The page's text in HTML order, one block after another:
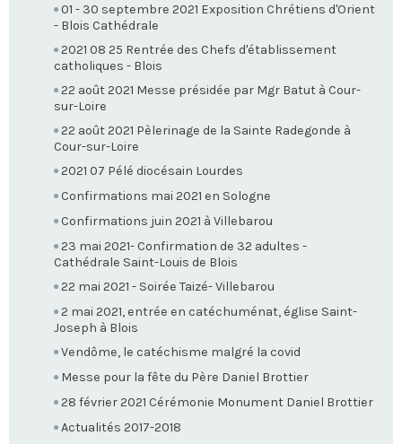
01 - 30 septembre 2021 Exposition Chrétiens d'Orient
- Blois Cathédrale
2021 08 25 Rentrée des Chefs d'établissement
catholiques - Blois
22 août 2021 Messe présidée par Mgr Batut à Cour-
sur-Loire
22 août 2021 Pèlerinage de la Sainte Radegonde à
Cour-sur-Loire
2021 07 Pélé diocésain Lourdes
Confirmations mai 2021 en Sologne
Confirmations juin 2021 à Villebarou
23 mai 2021- Confirmation de 32 adultes -
Cathédrale Saint-Louis de Blois
22 mai 2021 - Soirée Taizé- Villebarou
2 mai 2021, entrée en catéchuménat, église Saint-
Joseph à Blois
Vendôme, le catéchisme malgré la covid
Messe pour la fête du Père Daniel Brottier
28 février 2021 Cérémonie Monument Daniel Brottier
Actualités 2017-2018